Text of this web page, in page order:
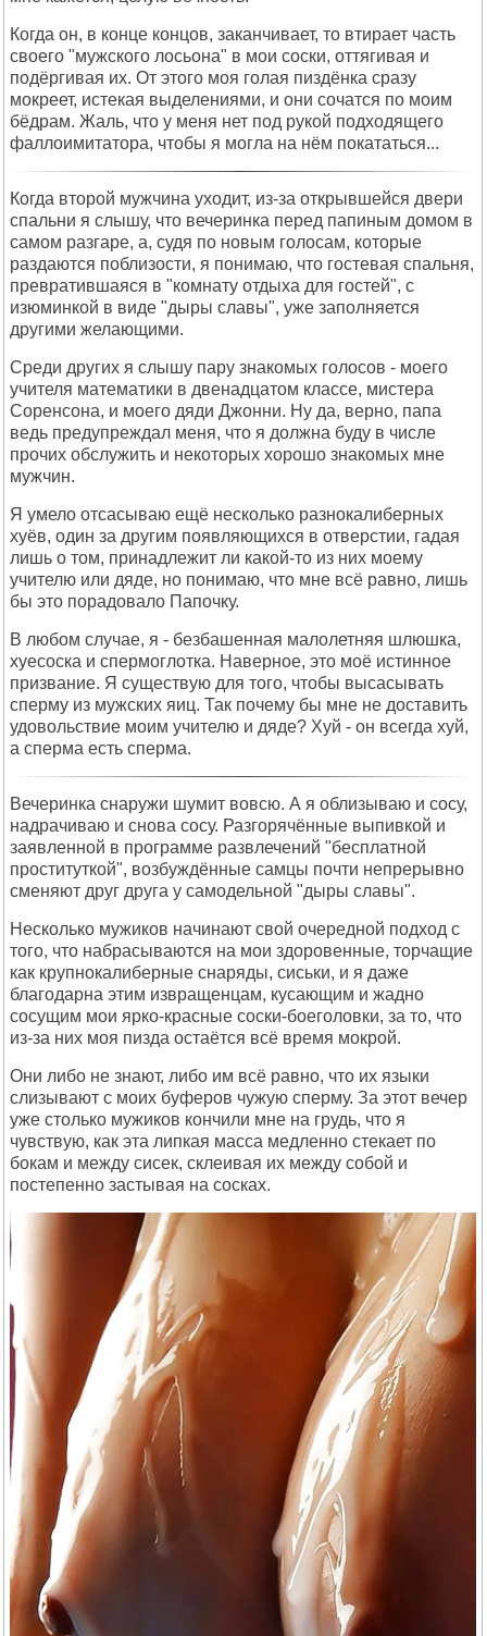
Когда он, в конце концов, заканчивает, то втирает часть
своего "мужского лосьона" в мои соски, оттягивая и
подёргивая их. От этого моя голая пиздёнка сразу
мокреет, истекая выделениями, и они сочатся по моим
бёдрам. Жаль, что у меня нет под рукой подходящего
фаллоимитатора, чтобы я могла на нём покататься...
Когда второй мужчина уходит, из-за открывшейся двери
спальни я слышу, что вечеринка перед папиным домом в
самом разгаре, а, судя по новым голосам, которые
раздаются поблизости, я понимаю, что гостевая спальня,
превратившаяся в "комнату отдыха для гостей", с
изюминкой в виде "дыры славы", уже заполняется
другими желающими.
Среди других я слышу пару знакомых голосов - моего
учителя математики в двенадцатом классе, мистера
Соренсона, и моего дяди Джонни. Ну да, верно, папа
ведь предупреждал меня, что я должна буду в числе
прочих обслужить и некоторых хорошо знакомых мне
мужчин.
Я умело отсасываю ещё несколько разнокалиберных
хуёв, один за другим появляющихся в отверстии, гадая
лишь о том, принадлежит ли какой-то из них моему
учителю или дяде, но понимаю, что мне всё равно, лишь
бы это порадовало Папочку.
В любом случае, я - безбашенная малолетняя шлюшка,
хуесоска и спермоглотка. Наверное, это моё истинное
призвание. Я существую для того, чтобы высасывать
сперму из мужских яиц. Так почему бы мне не доставить
удовольствие моим учителю и дяде? Хуй - он всегда хуй,
а сперма есть сперма.
Вечеринка снаружи шумит вовсю. А я облизываю и сосу,
надрачиваю и снова сосу. Разгорячённые выпивкой и
заявленной в программе развлечений "бесплатной
проституткой", возбуждённые самцы почти непрерывно
сменяют друг друга у самодельной "дыры славы".
Несколько мужиков начинают свой очередной подход с
того, что набрасываются на мои здоровенные, торчащие
как крупнокалиберные снаряды, сиськи, и я даже
благодарна этим извращенцам, кусающим и жадно
сосущим мои ярко-красные соски-боеголовки, за то, что
из-за них моя пизда остаётся всё время мокрой.
Они либо не знают, либо им всё равно, что их языки
слизывают с моих буферов чужую сперму. За этот вечер
уже столько мужиков кончили мне на грудь, что я
чувствую, как эта липкая масса медленно стекает по
бокам и между сисек, склеивая их между собой и
постепенно застывая на сосках.